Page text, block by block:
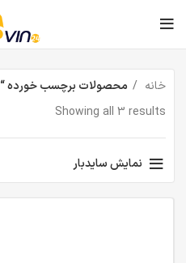
خانه
محصولات برچسب خورده “HDUPDATE”
Showing all 3 results
نمایش سایدبار